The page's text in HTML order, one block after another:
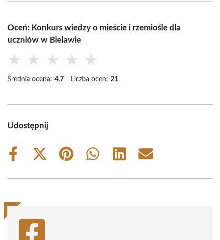
Oceń: Konkurs wiedzy o mieście i rzemiośle dla
uczniów w Bielawie
★ ★ ★ ★ ★
Średnia ocena: 4.7 Liczba ocen: 21
Udostępnij
Share
Share
(Twitter)
Share
Share
Share
Share